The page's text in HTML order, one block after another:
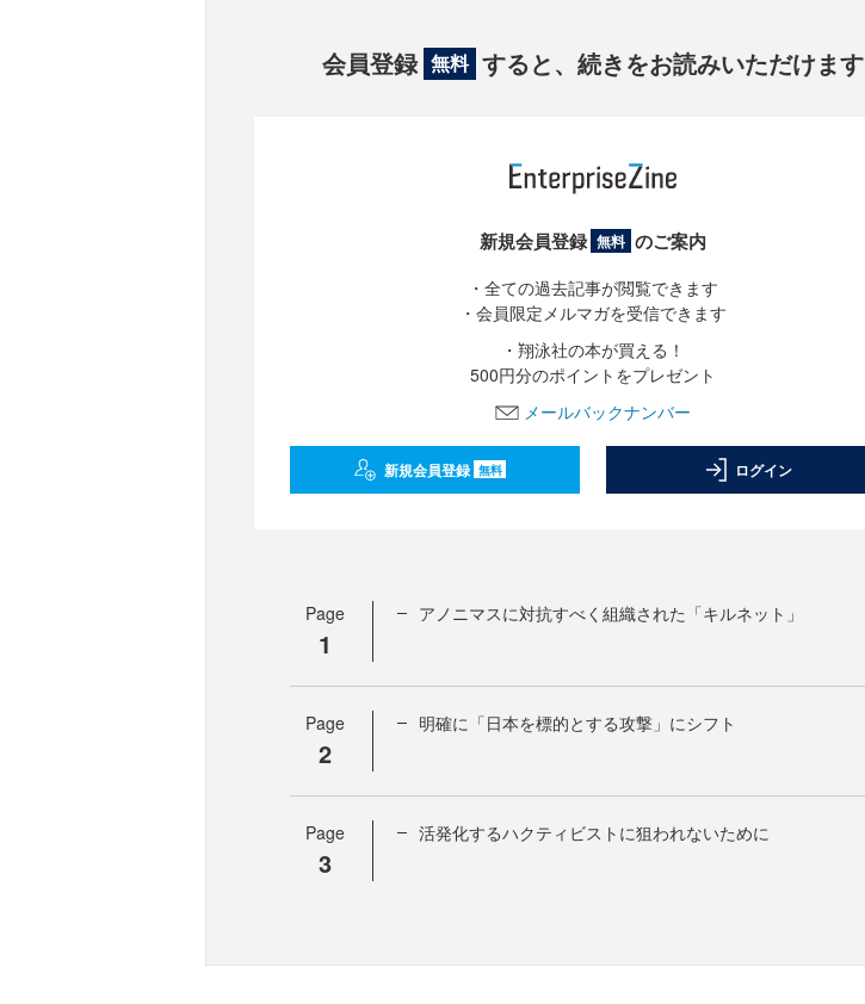
会員登録 無料 すると、続きをお読みいただけます
新規会員登録 無料 のご案内
・全ての過去記事が閲覧できます
・会員限定メルマガを受信できます
・翔泳社の本が買える！
500円分のポイントをプレゼント
メールバックナンバー
新規会員登録 無料 ログイン
Page
1
アノニマスに対抗すべく組織された「キルネット」
Page
2
明確に「日本を標的とする攻撃」にシフト
Page
3
活発化するハクティビストに狙われないために